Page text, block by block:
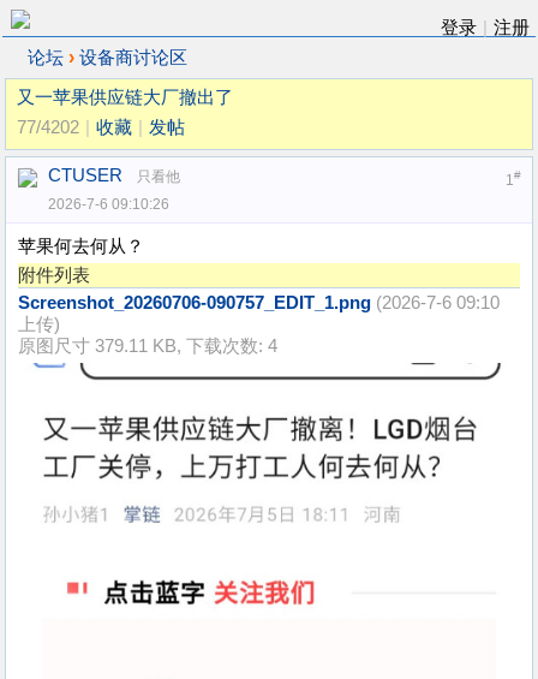
登录
注册
论坛 › 设备商讨论区
又一苹果供应链大厂撤出了
77/4202
收藏 发帖
1#
CTUSER
只看他
2026-7-6 09:10:26
苹果何去何从？
附件列表
Screenshot_20260706-090757_EDIT_1.png (2026-7-6 09:10
上传)
原图尺寸 379.11 KB, 下载次数: 4